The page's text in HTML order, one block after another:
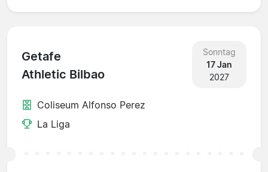
Getafe
Athletic Bilbao
Sonntag
17 Jan
2027
Coliseum Alfonso Perez
La Liga